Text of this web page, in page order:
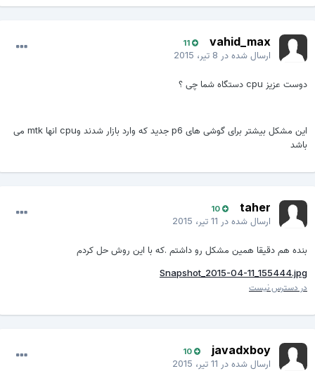
vahid_max
11
ارسال شده در8 تیر، 2015
دوست عزیز cpu دستگاه شما چی ؟
این مشکل بیشتر برای گوشی های p6 جدید که وارد بازار شدند وcpu انها mtk می
باشد
taher
10
ارسال شده در11 تیر، 2015
بنده هم دقیقا همین مشکل رو داشتم .که با این روش حل کردم
Snapshot_2015-04-11_155444.jpg
در دسترس نیست
javadxboy
10
ارسال شده در11 تیر، 2015